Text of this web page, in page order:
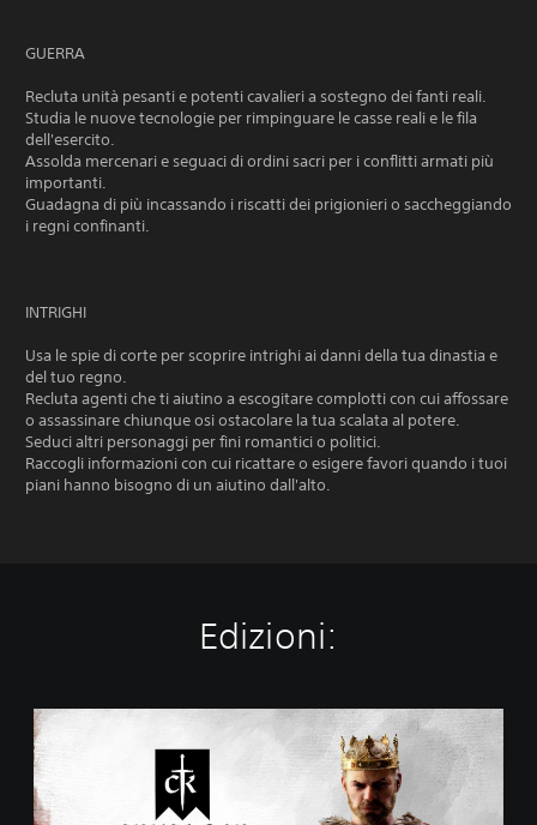
GUERRA
Recluta unità pesanti e potenti cavalieri a sostegno dei fanti reali.
Studia le nuove tecnologie per rimpinguare le casse reali e le fila
dell'esercito.
Assolda mercenari e seguaci di ordini sacri per i conflitti armati più
importanti.
Guadagna di più incassando i riscatti dei prigionieri o saccheggiando
i regni confinanti.
INTRIGHI
Usa le spie di corte per scoprire intrighi ai danni della tua dinastia e
del tuo regno.
Recluta agenti che ti aiutino a escogitare complotti con cui affossare
o assassinare chiunque osi ostacolare la tua scalata al potere.
Seduci altri personaggi per fini romantici o politici.
Raccogli informazioni con cui ricattare o esigere favori quando i tuoi
piani hanno bisogno di un aiutino dall'alto.
Edizioni:
S
t
a
n
d